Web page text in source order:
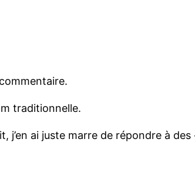
traditionnelle.
j’en ai juste marre de répondre à des